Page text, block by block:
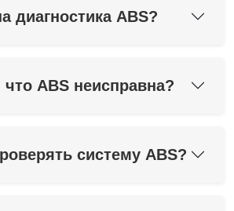
диагностика ABS?
что ABS неисправна?
систему ABS?